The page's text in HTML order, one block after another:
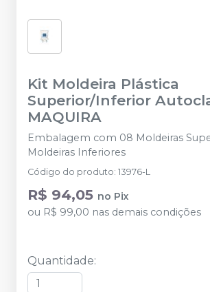
Kit Moldeira Plástica
Superior/Inferior
MAQUIRA
Embalagem com 08 Moldeiras
Moldeiras Inferiores
Código do produto: 13976-L
R$ 94,05 no Pix
ou R$ 99,00 nas demais condições
Quantidade: